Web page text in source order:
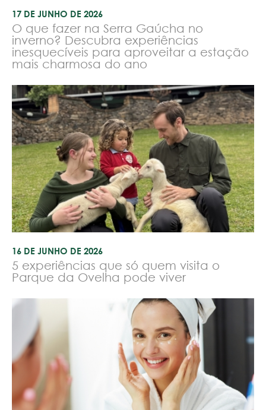
17 DE JUNHO DE 2026
O que fazer na Serra Gaúcha no
inverno? Descubra experiências
inesquecíveis para aproveitar a estação
mais charmosa do ano
16 DE JUNHO DE 2026
5 experiências que só quem visita o
Parque da Ovelha pode viver